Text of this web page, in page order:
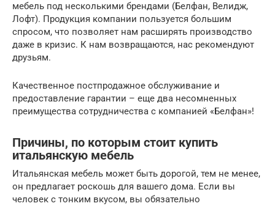
мебель под несколькими брендами (Белфан, Велидж,
Лофт). Продукция компании пользуется большим
спросом, что позволяет нам расширять производство
даже в кризис. К нам возвращаются, нас рекомендуют
друзьям.
Качественное постпродажное обслуживание и
предоставление гарантии – еще два несомненных
преимущества сотрудничества с компанией «Белфан»!
Причины, по которым стоит купить
итальянскую мебель
Итальянская мебель может быть дорогой, тем не менее,
он предлагает роскошь для вашего дома. Если вы
человек с тонким вкусом, вы обязательно